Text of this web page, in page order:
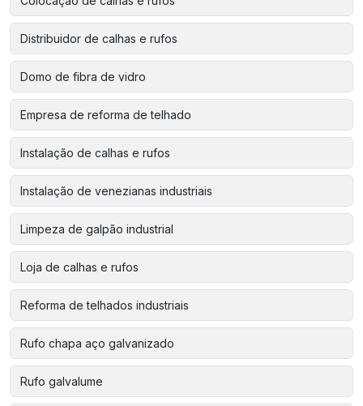
Distribuidor de calhas e rufos
Domo de fibra de vidro
Empresa de reforma de telhado
Instalação de calhas e rufos
Instalação de venezianas industriais
Limpeza de galpão industrial
Loja de calhas e rufos
Reforma de telhados industriais
Rufo chapa aço galvanizado
Rufo galvalume